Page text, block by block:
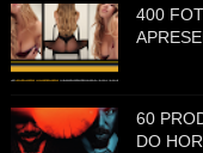
400
60
DO